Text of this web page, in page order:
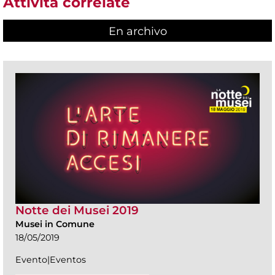
En archivo
Notte dei Musei 2019
Musei in Comune
18/05/2019
Evento|Eventos